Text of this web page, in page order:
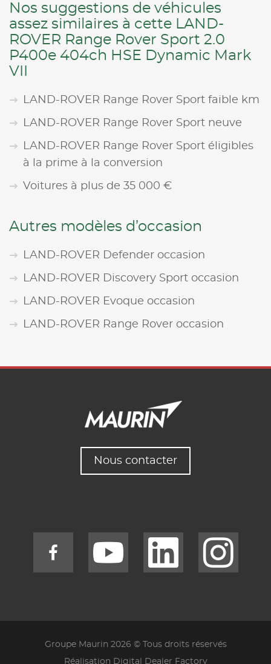
Nos suggestions de véhicules
assez similaires à cette LAND-
ROVER Range Rover Sport 2.0
P400e 404ch HSE Dynamic Mark
VII
LAND-ROVER Range Rover Sport faible km
LAND-ROVER Range Rover Sport neuve
LAND-ROVER Range Rover Sport éligibles
à la prime à la conversion
Voitures à plus de 35 000 €
Autres modèles d’occasion
LAND-ROVER Defender occasion
LAND-ROVER Discovery Sport occasion
LAND-ROVER Evoque occasion
LAND-ROVER Range Rover occasion
Nous contacter
Groupe Maurin 2026 © Tous droits réservés
Réalisation Digital Dealer Factory